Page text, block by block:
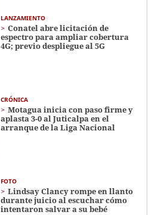
LANZAMIENTO
Conatel abre licitación de
espectro para ampliar cobertura
4G; previo despliegue al 5G
CRÓNICA
Motagua inicia con paso firme y
aplasta 3-0 al Juticalpa en el
arranque de la Liga Nacional
FOTO
Lindsay Clancy rompe en llanto
durante juicio al escuchar cómo
intentaron salvar a su bebé